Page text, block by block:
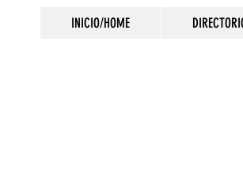
INICIO/HOME